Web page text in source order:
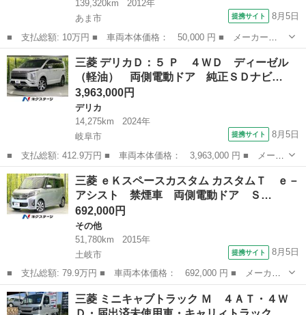
139,320km
2012年
あま市
提携サイト 8月5日
■ 支払総額: 10万円 ■ 車両本体価格： 50,000 円 ■ メーカー
名： 三菱 ■ 車種名： ｅＫワゴン ■ グレード名： ＧＳ タイ
ミングベルト交換済み 片側パワースライドドア ■ 排気量： 660cc
■ ドア...
愛知 あま市 eKワゴン
三菱 デリカＤ：５ Ｐ ４ＷＤ ディーゼル
（軽油） 両側電動ドア 純正ＳＤナビ…
3,963,000円
デリカ
14,275km
2024年
岐阜市
提携サイト 8月5日
■ 支払総額: 412.9万円 ■ 車両本体価格： 3,963,000 円 ■ メーカ
ー名： 三菱 ■ 車種名： デリカＤ：５ ■ グレード名： Ｐ ４
ＷＤ ディーゼル（軽油） 両側電動ドア 純正ＳＤナビ バックカ
メラ 衝...
岐阜 岐阜市 デリカ
三菱 ｅＫスペースカスタム カスタムＴ ｅ－
アシスト 禁煙車 両側電動ドア Ｓ…
692,000円
その他
51,780km
2015年
土岐市
提携サイト 8月5日
■ 支払総額: 79.9万円 ■ 車両本体価格： 692,000 円 ■ メーカー
名： 三菱 ■ 車種名： ｅＫスペースカスタム ■ グレード名：
カスタムＴ ｅ－アシスト 禁煙車 両側電動ドア ＳＤナビ 衝突
岐阜 土岐市 その他
三菱 ミニキャブトラック Ｍ ４ＡＴ・４Ｗ